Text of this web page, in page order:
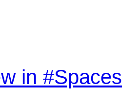
in #Spaces